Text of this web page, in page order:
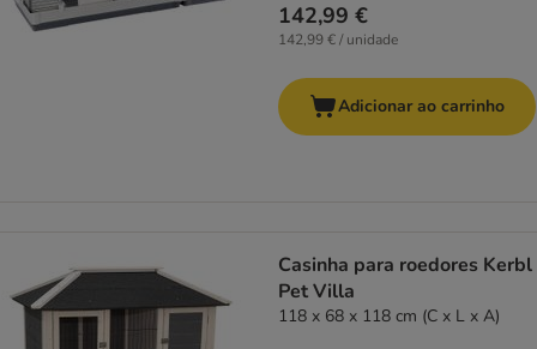
142,99 €
142,99 € / unidade
Adicionar ao carrinho
Casinha para roedores Kerbl
Pet Villa
118 x 68 x 118 cm (C x L x A)